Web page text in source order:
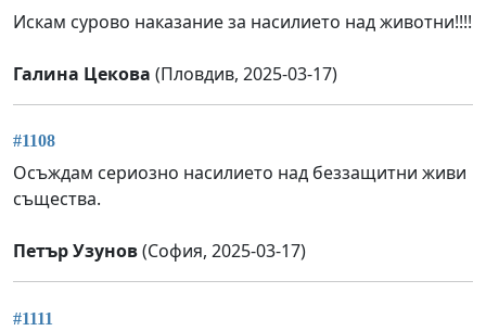
Искам сурово наказание за насилието над животни!!!!
Галина Цекова (Пловдив, 2025-03-17)
#1108
Осъждам сериозно насилието над беззащитни живи
същества.
Петър Узунов(София, 2025-03-17)
#1111